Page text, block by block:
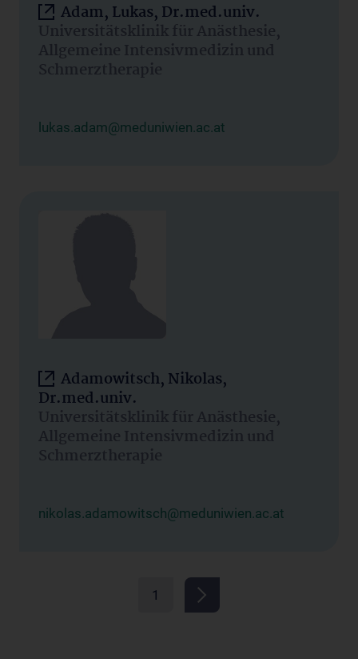
Adam, Lukas, Dr.med.univ.
Universitätsklinik für Anästhesie,
Allgemeine Intensivmedizin und
Schmerztherapie
lukas.adam@meduniwien.ac.at
Adamowitsch, Nikolas,
Dr.med.univ.
Universitätsklinik für Anästhesie,
Allgemeine Intensivmedizin und
Schmerztherapie
nikolas.adamowitsch@meduniwien.ac.at
1